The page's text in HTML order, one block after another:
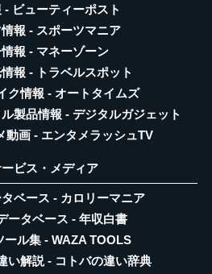
- ビューティーポスト
報 - スポーツマニア
報 - マネーゾーン
報 - トラベルスポット
ク情報 - オートタイムズ
製品情報 - デジタルガジェット
動画 - エンタメラッシュTV
ビス・メディア
ベース - カロリーマニア
ータベース - 年収白書
ール集 - WAZA TOOLS
い解説 - コトバの違い辞典